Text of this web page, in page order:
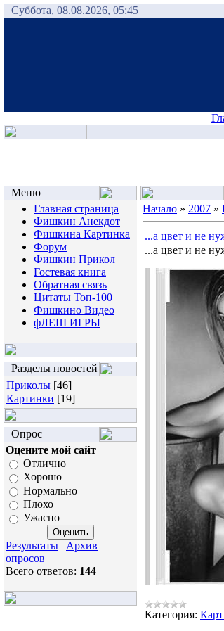
Суббота, 08.08.2026, 05:45
Меню
Главная страница
Фишкин Анекдот
Фишкина Картинка
Форум
Фишкин Прикол
Гостевая книга
Обратная связь
Цитаты Топ-100
Фишкино Видео
фЛЕШ ИГРЫ
Разделы новостей
Приколы [46]
Картинки [19]
Опрос
Оцените мой сайт
Отлично
Хорошо
Нормально
Плохо
Ужасно
Результаты | Архив
опросов
Всего ответов: 144
Начало » 2007 »
...а цвет и не
...а цвет и не
Категория: